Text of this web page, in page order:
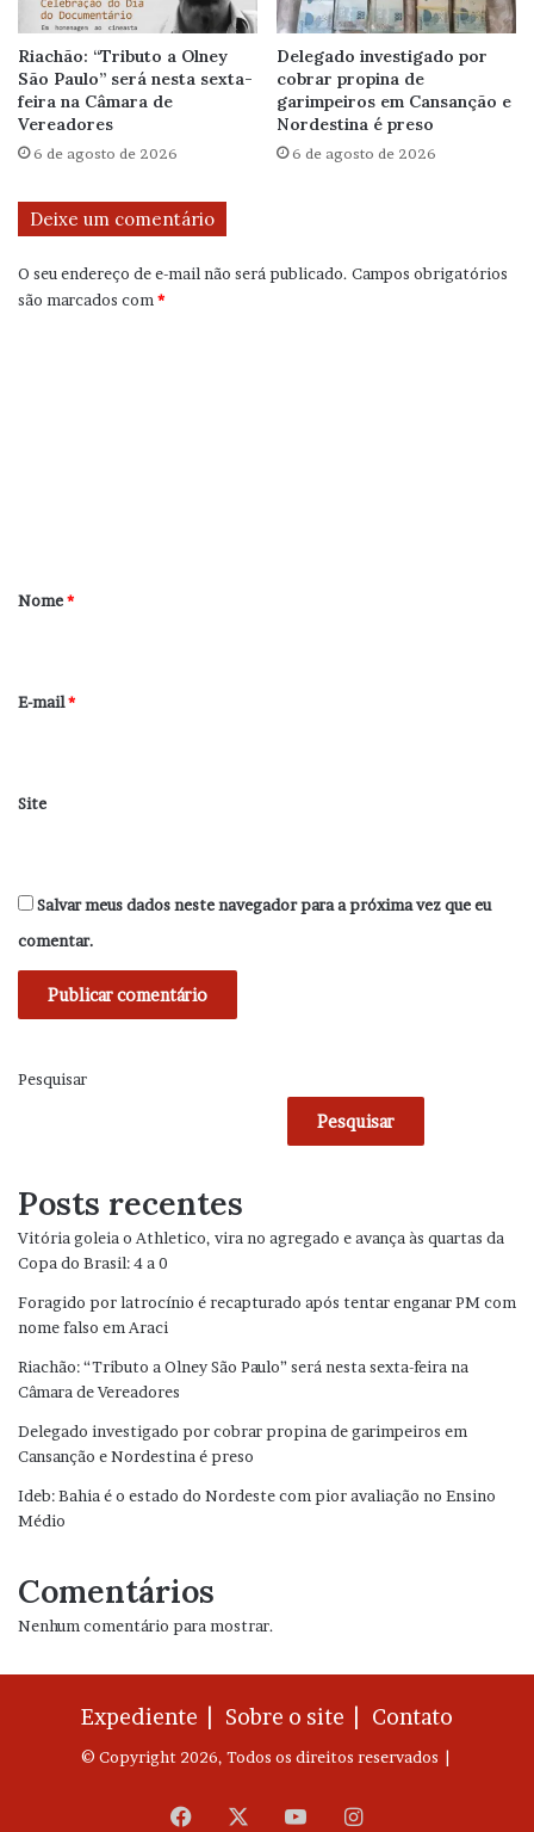
Riachão: “Tributo a Olney
São Paulo” será nesta sexta-
feira na Câmara de
Vereadores
6 de agosto de 2026
Delegado investigado por
cobrar propina de
garimpeiros em Cansanção e
Nordestina é preso
6 de agosto de 2026
Deixe um comentário
O seu endereço de e-mail não será publicado. Campos obrigatórios
são marcados com *
r
*
Nome*
E-mail*
Site
Salvar meus dados neste navegador para a próxima vez que eu
comentar.
Pesquisar
Pesquisar
Posts recentes
Vitória goleia o Athletico, vira no agregado e avança às quartas da
Copa do Brasil: 4 a 0
Foragido por latrocínio é recapturado após tentar enganar PM com
nome falso em Araci
Riachão: “Tributo a Olney São Paulo” será nesta sexta-feira na
Câmara de Vereadores
Delegado investigado por cobrar propina de garimpeiros em
Cansanção e Nordestina é preso
Ideb: Bahia é o estado do Nordeste com pior avaliação no Ensino
Médio
Comentários
Nenhum comentário para mostrar.
Expediente | Sobre o site | Contato
© Copyright 2026, Todos os direitos reservados |
Facebook YouTubeInstagram